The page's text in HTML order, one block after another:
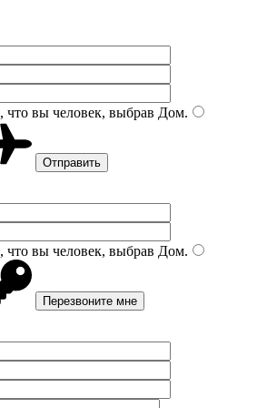
вы человек, выбрав Дом.
вы человек, выбрав Дом.